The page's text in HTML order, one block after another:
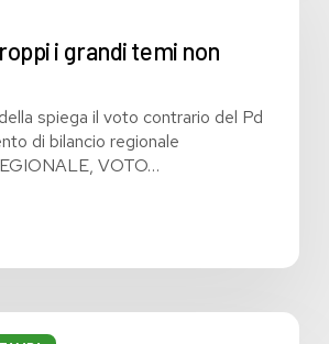
i grandi temi non
spiega il voto contrario del Pd
di bilancio regionale
VOTO…